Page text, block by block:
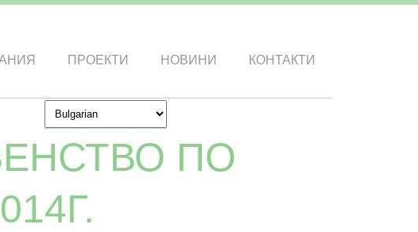
ПРОЕКТИ НОВИНИ КОНТАКТИ
ПО